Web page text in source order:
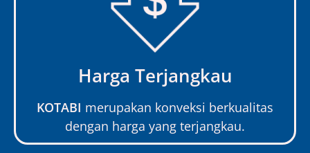
Harga Terjangkau
KOTABI merupakan konveksi berkualitas
dengan harga yang terjangkau.